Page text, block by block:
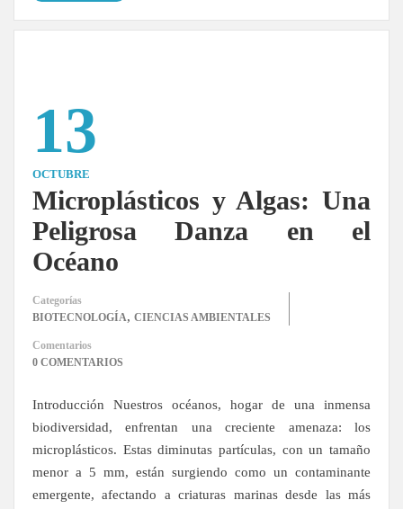
13
OCTUBRE
Microplásticos y Algas: Una
Peligrosa Danza en el
Océano
Categorías
BIOTECNOLOGÍA, CIENCIAS AMBIENTALES
Comentarios
0 COMENTARIOS
Introducción Nuestros océanos, hogar de una inmensa
biodiversidad, enfrentan una creciente amenaza: los
microplásticos. Estas diminutas partículas, con un tamaño
menor a 5 mm, están surgiendo como un contaminante
emergente, afectando a criaturas marinas desde las más